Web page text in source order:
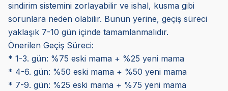
sindirim sistemini zorlayabilir ve ishal, kusma gibi
sorunlara neden olabilir. Bunun yerine, geçiş süreci
yaklaşık 7-10 gün içinde tamamlanmalıdır.
Önerilen Geçiş Süreci:
* 1-3. gün: %75 eski mama + %25 yeni mama
* 4-6. gün: %50 eski mama + %50 yeni mama
* 7-9. gün: %25 eski mama + %75 yeni mama